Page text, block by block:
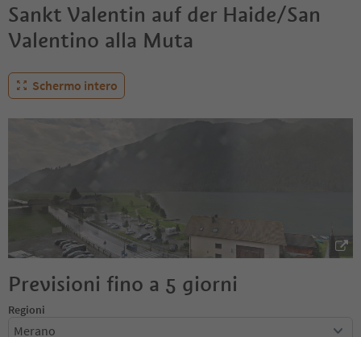
Sankt Valentin auf der Haide/San
Valentino alla Muta
Schermo intero
Previsioni fino a 5 giorni
Regioni
Merano